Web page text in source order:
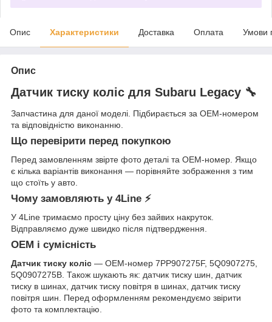
Опис Характеристики Доставка Оплата Умови
Опис
Датчик тиску коліс для Subaru Legacy 🔧
Запчастина для даної моделі. Підбирається за OEM-номером
та відповідністю виконанню.
Що перевірити перед покупкою
Перед замовленням звірте фото деталі та OEM-номер. Якщо
є кілька варіантів виконання — порівняйте зображення з тим
що стоїть у авто.
Чому замовляють у 4Line ⚡
У 4Line тримаємо просту ціну без зайвих накруток.
Відправляємо дуже швидко після підтвердження.
OEM і сумісність
Датчик тиску коліс — OEM-номер 7PP907275F, 5Q0907275,
5Q0907275B. Також шукають як: датчик тиску шин, датчик
тиску в шинах, датчик тиску повітря в шинах, датчик тиску
повітря шин. Перед оформленням рекомендуємо звірити
фото та комплектацію.